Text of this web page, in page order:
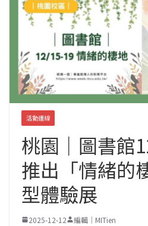
活動連線
桃園｜圖書館
推出「情緒的
型體驗展
2025-12-12
編輯｜MITien